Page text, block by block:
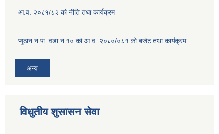
आ.व. २०८१/८२ को नीति तथा कार्यक्रम
प्यूठान न.पा. वडा नं.१० को आ.व. २०८०/०८१ को बजेट तथा कार्यक्रम
अन्य
विधुतीय शुसासन सेवा